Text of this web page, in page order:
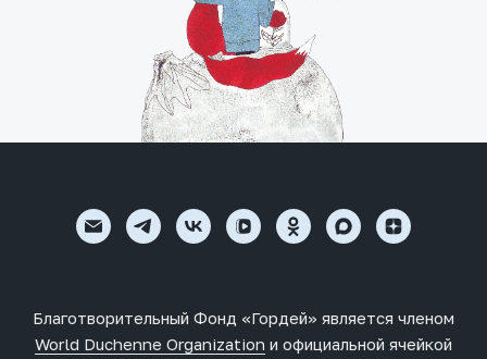
Благотворительный Фонд «Гордей» является членом
World Duchenne Organization и официальной ячейкой